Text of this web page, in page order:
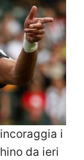
i
da ieri